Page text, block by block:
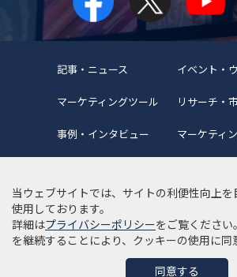
記事・ニュース イベント・
マーケティングツール リサーチ・
事例・インタビュー マーケティ
当サイトについて 編集ポリシー
利用規約
個人情報保護方
当ウェブサイトでは、サイトの利便性向上
使用しております。
詳細はプライバシーポリシーをご覧くださ
を継続することにより、クッキーの使用に同
同意する